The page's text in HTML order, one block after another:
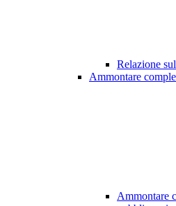
Relazione
Ammontare
Ammontare